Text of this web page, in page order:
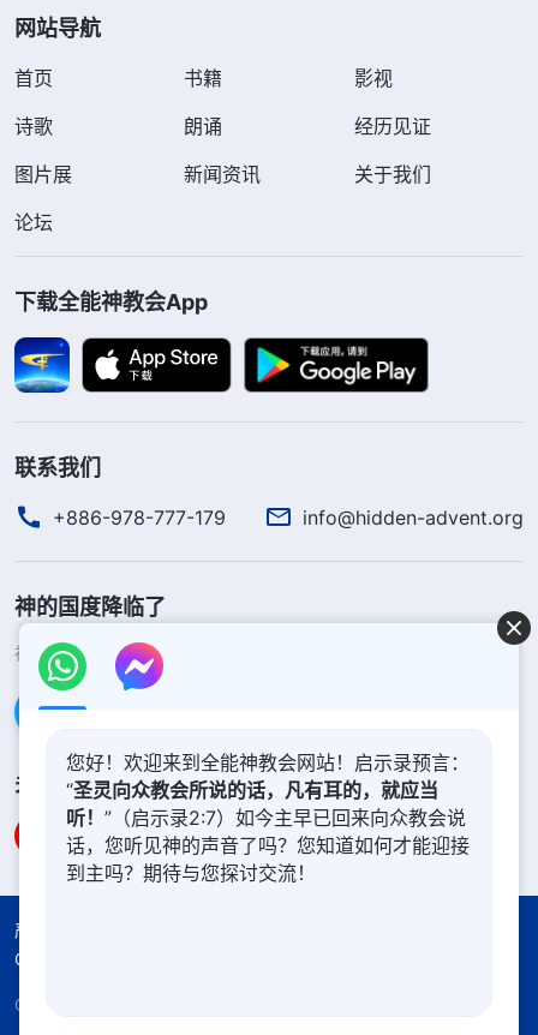
网站导航
首页 书籍
影视
诗歌
朗诵
经历见证
图片展
新闻资讯
关于我们
论坛
下载全能神教会App
联系我们
+886-978-777-179 info@hidden-advent.org
神的国度降临了
神的国度已经降临在人间！你想进入神的国度吗？
通过Messenger联系我们
关注我们
严正声明
Cookie声明
Copyright © 2026
您好！欢迎来到全能神教会网站！启示录预言：
“圣灵向众教会所说的话，凡有耳的，就应当
听！ ”（启示录2:7）如今主早已回来向众教会说
话，您听见神的声音了吗？您知道如何才能迎接
到主吗？期待与您探讨交流！